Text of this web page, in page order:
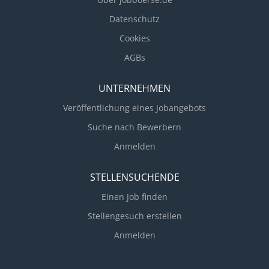
ruhiges, ausgeglichenes Wesen > kommunikative
Fähigkeiten > Durchsetzungsvermögen >
teamorientierte Arbeits- und Verhaltensweise
Datenschutz
Cookies
AGBs
UNTERNEHMEN
Veröffentlichung eines Jobangebots
Suche nach Bewerbern
Anmelden
STELLENSUCHENDE
Einen Job finden
Stellengesuch erstellen
Anmelden